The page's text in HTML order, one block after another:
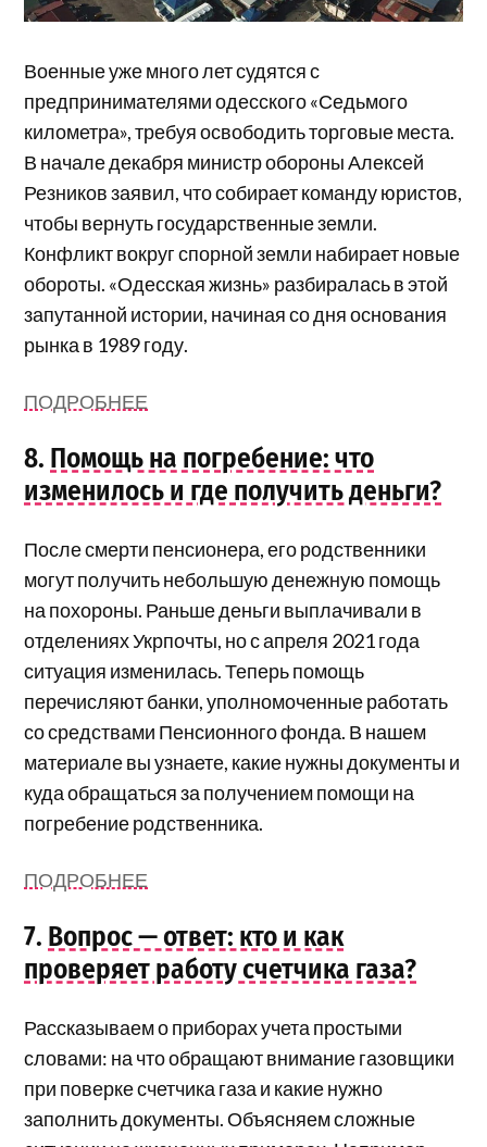
Военные уже много лет судятся с
предпринимателями одесского «Седьмого
километра», требуя освободить торговые места.
В начале декабря министр обороны Алексей
Резников заявил, что собирает команду юристов,
чтобы вернуть государственные земли.
Конфликт вокруг спорной земли набирает новые
обороты. «Одесская жизнь» разбиралась в этой
запутанной истории, начиная со дня основания
рынка в 1989 году.
ПОДРОБНЕЕ
8. Помощь на погребение: что
изменилось и где получить деньги?
После смерти пенсионера, его родственники
могут получить небольшую денежную помощь
на похороны. Раньше деньги выплачивали в
отделениях Укрпочты, но с апреля 2021 года
ситуация изменилась. Теперь помощь
перечисляют банки, уполномоченные работать
со средствами Пенсионного фонда. В нашем
материале вы узнаете, какие нужны документы и
куда обращаться за получением помощи на
погребение родственника.
ПОДРОБНЕЕ
7. Вопрос — ответ: кто и как
проверяет работу счетчика газа?
Рассказываем о приборах учета простыми
словами: на что обращают внимание газовщики
при поверке счетчика газа и какие нужно
заполнить документы. Объясняем сложные